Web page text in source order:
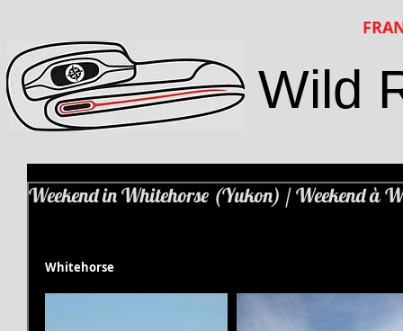
Wild
Weekend in Whitehorse (Yukon) / Weekend à
Whitehorse